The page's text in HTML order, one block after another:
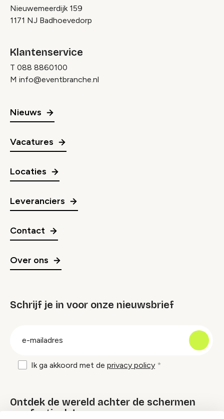
Nieuwemeerdijk 159
1171 NJ Badhoevedorp
Klantenservice
T 088 8860100
M info@eventbranche.nl
Nieuws
Vacatures
Locaties
Leveranciers
Contact
Over ons
Schrijf je in voor onze nieuwsbrief
Ik ga akkoord met de privacy policy
Ontdek de wereld achter de schermen
van festivals!